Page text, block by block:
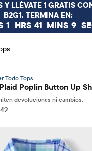
Y LLÉVATE 1 GRATIS
B2G1. TERMINA EN:
1 HRS 41 MINS 9
Todo Tops
Poplin Button Up
devoluciones ni cambios.